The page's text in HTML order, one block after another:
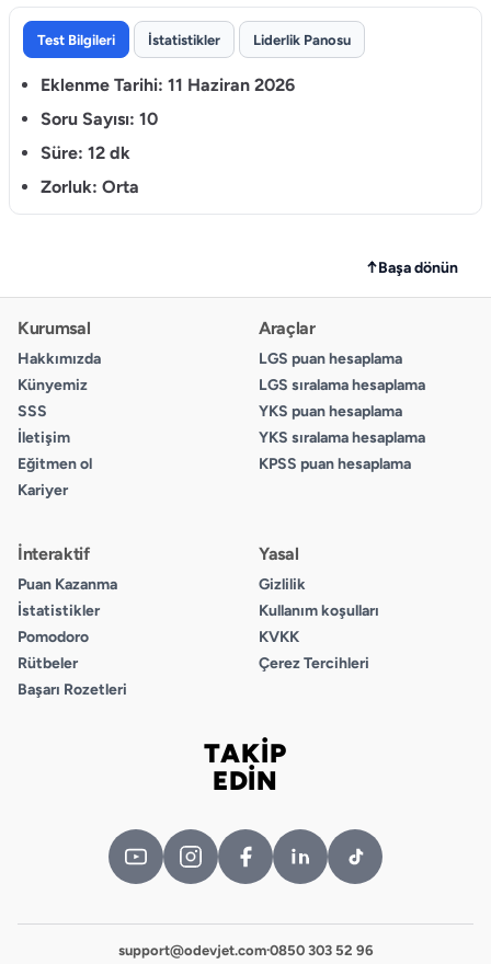
3.
4.
A
5.
A
B
C
A
B
C
D
7.
Test Bilgileri İstatistikler Liderlik Panosu
Eklenme Tarihi: 11 Haziran 2026
Soru Sayısı: 10
Süre: 12 dk
Zorluk: Orta
↑Başa dönün
Kurumsal
Hakkımızda
Künyemiz
SSS
İletişim
Eğitmen ol
Kariyer
Araçlar
LGS puan hesaplama
LGS sıralama hesaplama
YKS puan hesaplama
YKS sıralama hesaplama
KPSS puan hesaplama
İnteraktif
Puan Kazanma
İstatistikler
Pomodoro
Rütbeler
Başarı Rozetleri
Yasal
Gizlilik
Kullanım koşulları
KVKK
Çerez Tercihleri
TAKİP
EDİN
support@odevjet.com·0850 303 52 96